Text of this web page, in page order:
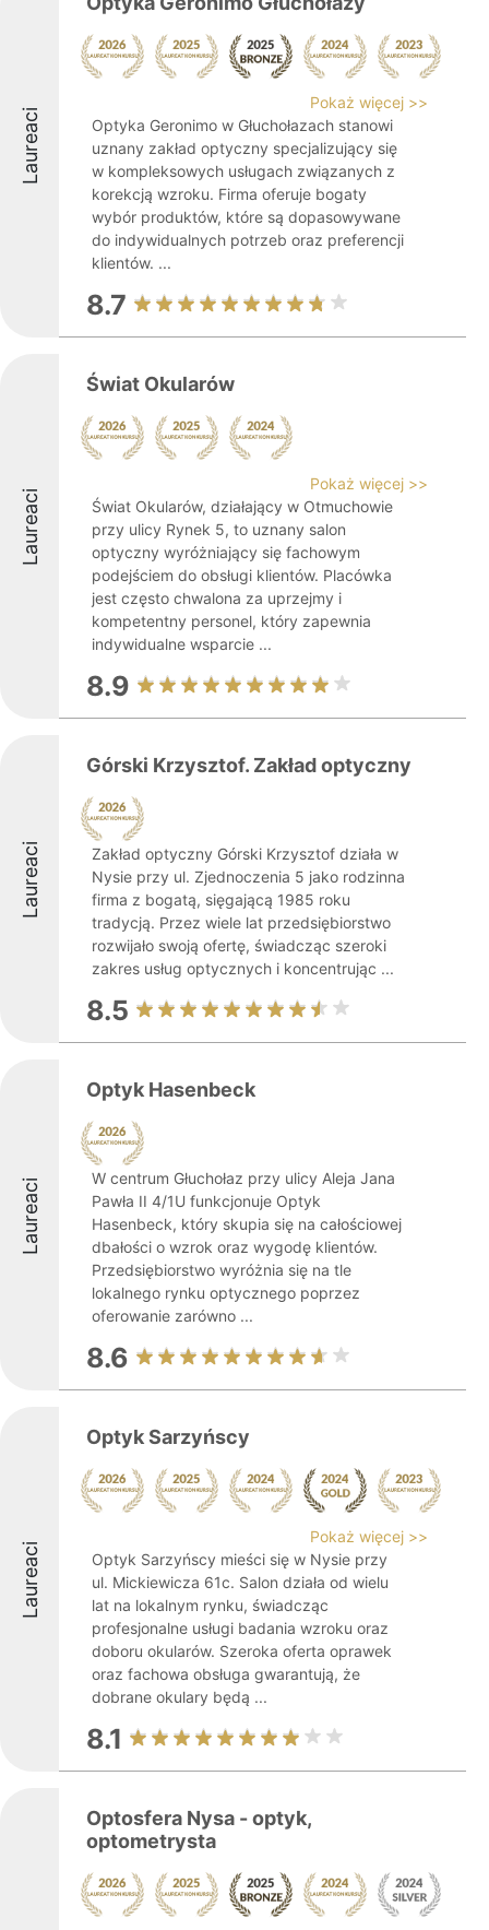
Laureaci
Pokaż więcej >>
Optyka Geronimo w Głuchołazach stanowi
uznany zakład optyczny specjalizujący się
w kompleksowych usługach związanych z
korekcją wzroku. Firma oferuje bogaty
wybór produktów, które są dopasowywane
do indywidualnych potrzeb oraz preferencji
klientów. ...
8.7
Laureaci
Świat Okularów
Pokaż więcej >>
Świat Okularów, działający w Otmuchowie
przy ulicy Rynek 5, to uznany salon
optyczny wyróżniający się fachowym
podejściem do obsługi klientów. Placówka
jest często chwalona za uprzejmy i
kompetentny personel, który zapewnia
indywidualne wsparcie ...
8.9
Laureaci
Górski Krzysztof. Zakład optyczny
Zakład optyczny Górski Krzysztof działa w
Nysie przy ul. Zjednoczenia 5 jako rodzinna
firma z bogatą, sięgającą 1985 roku
tradycją. Przez wiele lat przedsiębiorstwo
rozwijało swoją ofertę, świadcząc szeroki
zakres usług optycznych i koncentrując ...
8.5
Laureaci
Optyk Hasenbeck
W centrum Głuchołaz przy ulicy Aleja Jana
Pawła II 4/1U funkcjonuje Optyk
Hasenbeck, który skupia się na całościowej
dbałości o wzrok oraz wygodę klientów.
Przedsiębiorstwo wyróżnia się na tle
lokalnego rynku optycznego poprzez
oferowanie zarówno ...
8.6
Laureaci
Optyk Sarzyńscy
Pokaż więcej >>
Optyk Sarzyńscy mieści się w Nysie przy
ul. Mickiewicza 61c. Salon działa od wielu
lat na lokalnym rynku, świadcząc
profesjonalne usługi badania wzroku oraz
doboru okularów. Szeroka oferta oprawek
oraz fachowa obsługa gwarantują, że
dobrane okulary będą ...
8.1
Optosfera Nysa - optyk,
optometrysta